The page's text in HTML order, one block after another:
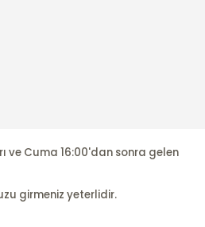
ve Cuma 16:00'dan sonra gelen
girmeniz yeterlidir.